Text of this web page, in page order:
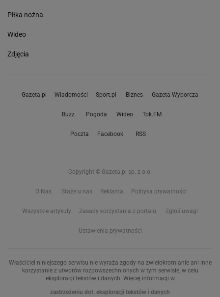
Piłka nożna
Wideo
Zdjęcia
Gazeta.pl Wiadomości Sport.pl Biznes Gazeta Wyborcza
Buzz Pogoda Wideo Tok.FM
Poczta Facebook RSS
Copyright © Gazeta.pl sp. z o.o.
O Nas Staże u nas Reklama Polityka prywatności
Wszystkie artykuły Zasady korzystania z portalu Zgłoś uwagi
Ustawienia prywatności
Właściciel niniejszego serwisu nie wyraża zgody na zwielokrotnianie ani inne
korzystanie z utworów rozpowszechnionych w tym serwisie, w celu
eksploracji tekstów i danych. Więcej informacji w
zastrzeżeniu dot. eksploracji tekstów i danych